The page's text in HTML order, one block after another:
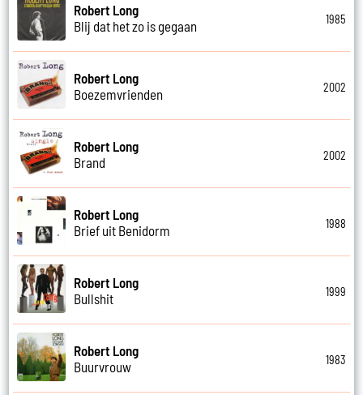
Robert Long
Blij dat het zo is gegaan
1985
Robert Long
Boezemvrienden
2002
Robert Long
Brand
2002
Robert Long
Brief uit Benidorm
1988
Robert Long
Bullshit
1999
Robert Long
Buurvrouw
1983